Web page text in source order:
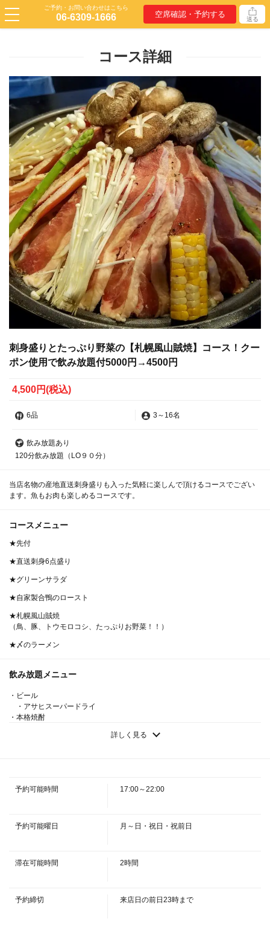
ご予約・お問い合わせはこちら
06-6309-1666 空席確認・予約する 送る
コース詳細
刺身盛りとたっぷり野菜の【札幌風山賊焼】コース！クー
ポン使用で飲み放題付5000円→4500円
4,500円(税込)
6品 3 ～ 16名
飲み放題あり
120分飲み放題（LO９０分）
当店名物の産地直送刺身盛りも入った気軽に楽しんで頂けるコースでござい
ます。魚もお肉も楽しめるコースです。
コースメニュー
★先付
★直送刺身6点盛り
★グリーンサラダ
★自家製合鴨のロースト
★札幌風山賊焼
（鳥、豚、トウモロコシ、たっぷりお野菜！！）
★〆のラーメン
飲み放題メニュー
・ビール
・アサヒスーパードライ
・本格焼酎
レモンハイボール／紅茶ハイボール／ゆずハイボール／コーラハイボール／
・日本酒（熱燗・冷）／グラスワイン（赤・白）
／ピングレ
・カクテル
詳しく見る
予約可能時間 17:00～22:00
予約可能曜日 月～日・祝日・祝前日
滞在可能時間 2時間
予約締切 来店日の前日23時まで
刺身盛りとたっぷり野菜の【札幌風山賊焼】コース！クー
ポン使用で飲み放題付5000円→4500円 | 北海道海鮮 にほ
んいち 西中島店
大阪府大阪市淀川区西中島３－１５－７
https://nihon1.owst.jp/courses/174526219